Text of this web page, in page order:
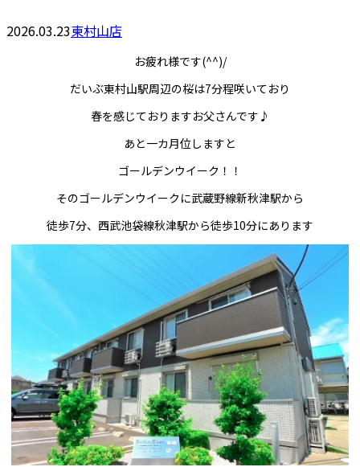
2026.03.23東村山店
お疲れ様です(^^)/
だいぶ東村山駅周辺の桜は7分程咲いており
春を感じておりますお父さんです♪
あと一カ月位しますと
ゴールデンウイーク！！
そのゴールデンウイークに武蔵野線新秋津駅から
徒歩7分、西武池袋線秋津駅から徒歩10分にあります